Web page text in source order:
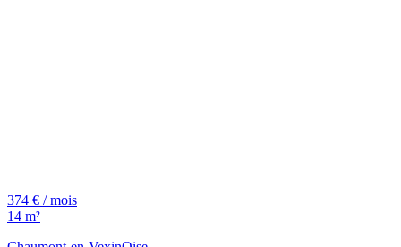
374 € / mois
14 m²